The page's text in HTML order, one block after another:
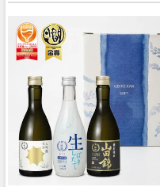
Ep.01 日本酒ハイボー
🌾季節の蔵手帳
夏に楽しむ「あま酒」